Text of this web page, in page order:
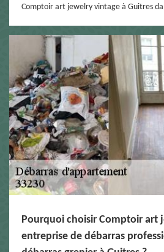
Comptoir art jewelry vintage à Guitres
Pourquoi choisir Comptoir art
entreprise de débarras